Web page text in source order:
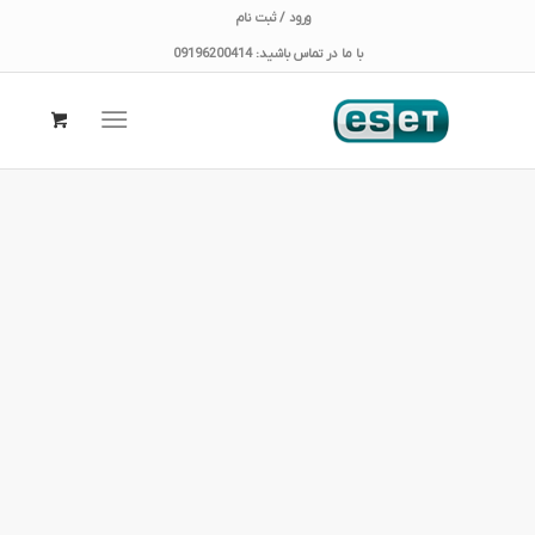
ورود / ثبت نام
با ما در تماس باشید: 09196200414